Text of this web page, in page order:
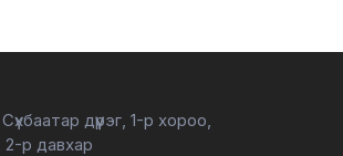
дүүрэг, 1-р хороо,
р давхар